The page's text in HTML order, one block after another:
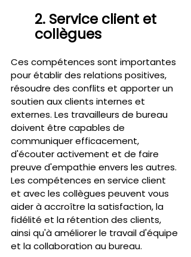
2. Service client et
collègues
Ces compétences sont importantes
pour établir des relations positives,
résoudre des conflits et apporter un
soutien aux clients internes et
externes. Les travailleurs de bureau
doivent être capables de
communiquer efficacement,
d'écouter activement et de faire
preuve d'empathie envers les autres.
Les compétences en service client
et avec les collègues peuvent vous
aider à accroître la satisfaction, la
fidélité et la rétention des clients,
ainsi qu'à améliorer le travail d'équipe
et la collaboration au bureau.